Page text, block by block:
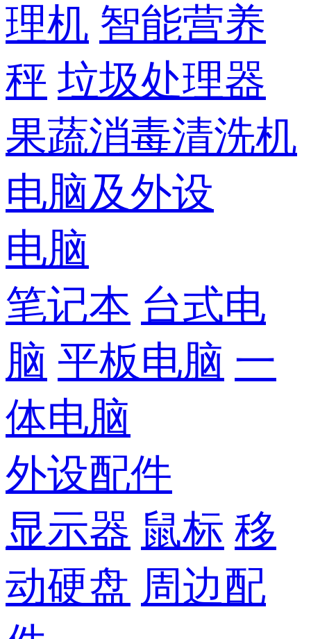
理机 智能营养
秤 垃圾处理器
果蔬消毒清洗机
电脑及外设
电脑
笔记本 台式电
脑 平板电脑 一
体电脑
外设配件
显示器 鼠标 移
动硬盘 周边配